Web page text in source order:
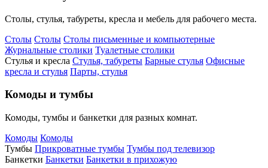
Столы, стулья, табуреты, кресла и мебель для рабочего места.
Столы Столы Столы письменные и компьютерные
Журнальные столики Туалетные столики
Стулья и кресла Стулья, табуреты Барные стулья Офисные
кресла и стулья Парты, стулья
Комоды и тумбы
Комоды, тумбы и банкетки для разных комнат.
Комоды Комоды
Тумбы Прикроватные тумбы Тумбы под телевизор
Банкетки Банкетки Банкетки в прихожую